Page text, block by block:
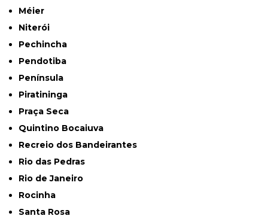
Méier
Niterói
Pechincha
Pendotiba
Península
Piratininga
Praça Seca
Quintino Bocaiuva
Recreio dos Bandeirantes
Rio das Pedras
Rio de Janeiro
Rocinha
Santa Rosa